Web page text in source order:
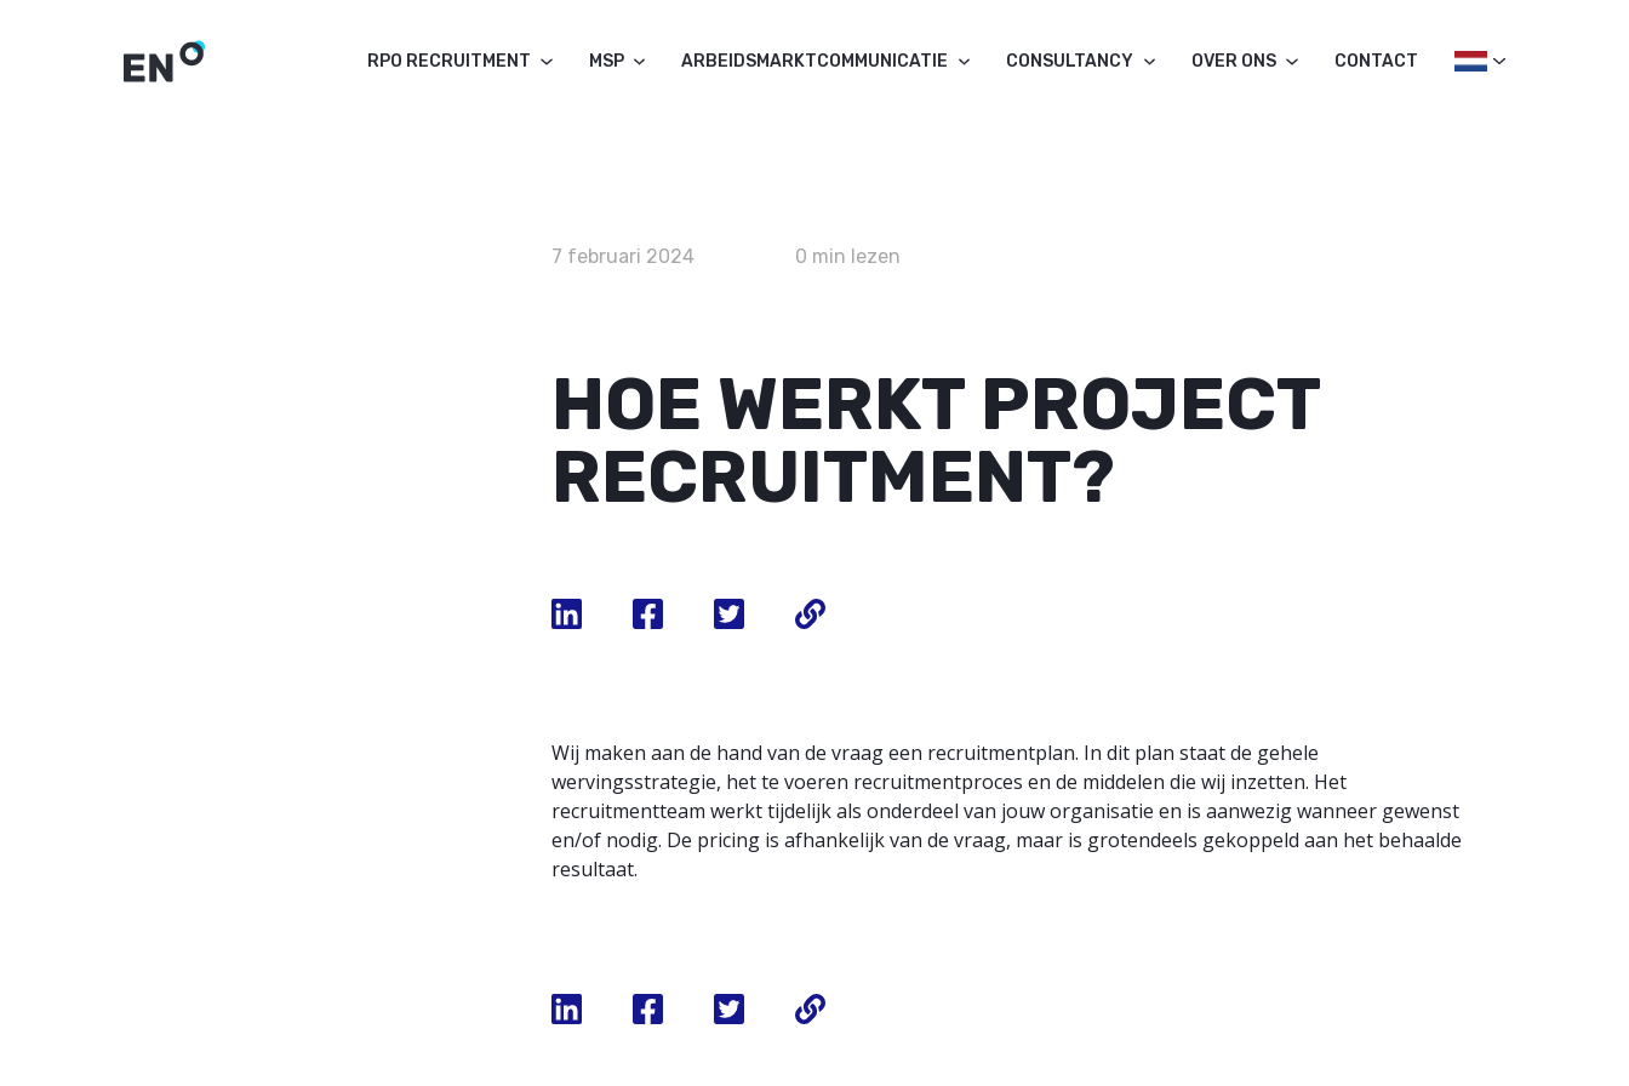
RPO RECRUITMENT MSP ARBEIDSMARKTCOMMUNICATIE CONSULTANCY OVER ONS CONTACT
7 februari 2024 0 min lezen
HOE WERKT PROJECT
RECRUITMENT?
Wij maken aan de hand van de vraag een recruitmentplan. In dit plan staat de gehele
wervingsstrategie, het te voeren recruitmentproces en de middelen die wij inzetten. Het
recruitmentteam werkt tijdelijk als onderdeel van jouw organisatie en is aanwezig wanneer gewenst
en/of nodig. De pricing is afhankelijk van de vraag, maar is grotendeels gekoppeld aan het behaalde
resultaat.